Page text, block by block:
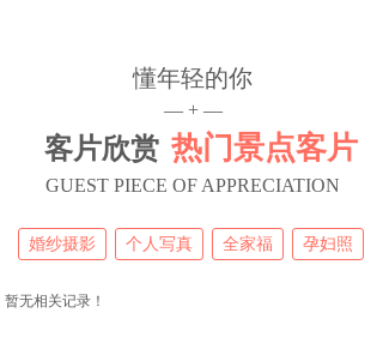
懂年轻的你
— + —
客片欣赏 热门景点客片
GUEST PIECE OF APPRECIATION
婚纱摄影 个人写真 全家福 孕妇照
暂无相关记录！